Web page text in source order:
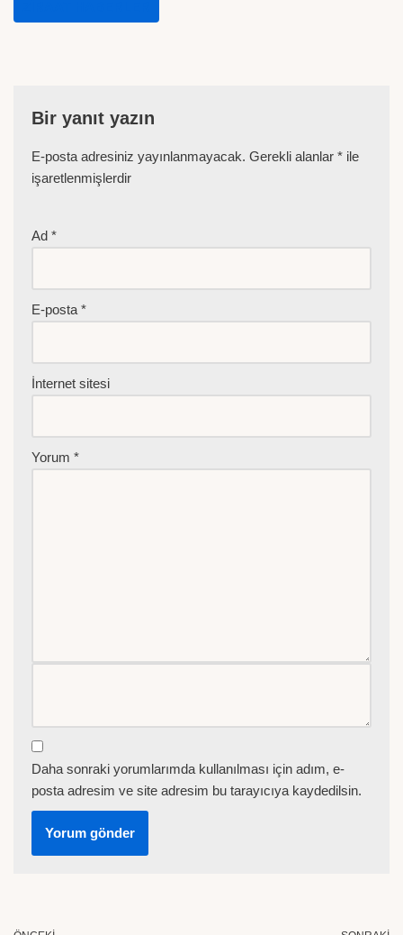
Bir yanıt yazın
E-posta adresiniz yayınlanmayacak. Gerekli alanlar * ile
işaretlenmişlerdir
Ad *
E-posta *
İnternet sitesi
Yorum *
Daha sonraki yorumlarımda kullanılması için adım, e-
posta adresim ve site adresim bu tarayıcıya kaydedilsin.